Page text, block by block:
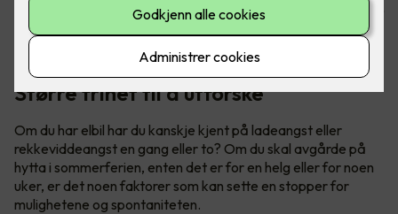
Har du hytte? Med lader fra Easee er du alltid klar for neste
eventyr. Utforsk både fjell og fjorder når du er på hytta -
uten å få ladeangst. Bilde: Easee
Større frihet til å utforske
Om du har elbil har du kanskje kjent på ladeangst eller
rekkeviddeangst en gang eller to? Om du skal avgårde på
hytta i sommerferien, enten det er for en helg eller for noen
uker, er det noen faktorer som kan sette en stopper for
mulighetene og spontaniteten.